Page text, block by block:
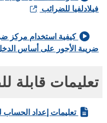
للضرائب
كيفية استخدام مركز
الأجور على أساس الدخل
قابلة
تعليمات إعداد الحساب